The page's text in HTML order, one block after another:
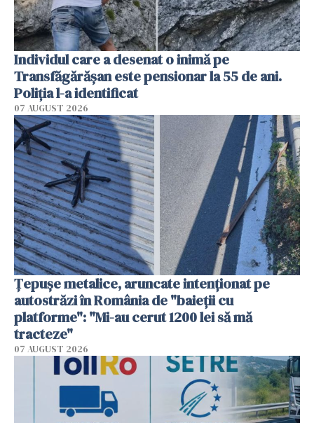
Individul care a desenat o inimă pe
Transfăgărășan este pensionar la 55 de ani.
Poliția l-a identificat
07 AUGUST 2026
Țepușe metalice, aruncate intenționat pe
autostrăzi în România de "baieții cu
platforme": "Mi-au cerut 1200 lei să mă
tracteze"
07 AUGUST 2026